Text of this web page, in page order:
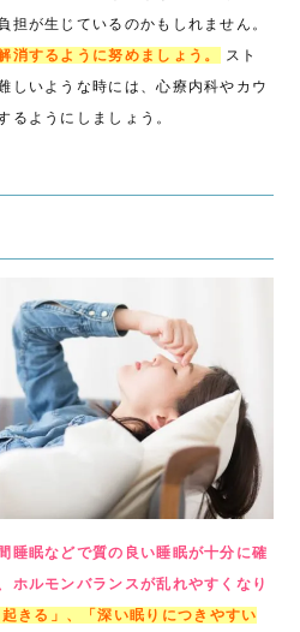
担が生じているのかもしれません。
消するように努めましょう。
スト
しいような時には、心療内科やカウ
るようにしましょう。
睡眠などで質の良い睡眠が十分に確
ホルモンバランスが乱れやすくなり
起きる」、「深い眠りにつきやすい